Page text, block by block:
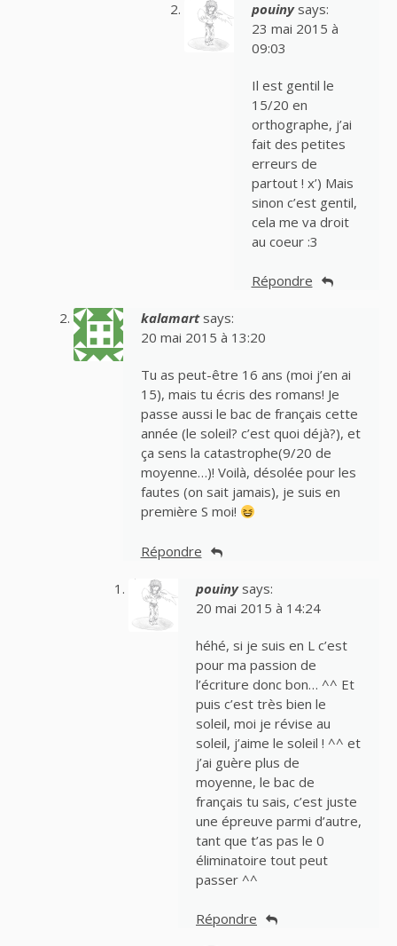
pouiny says:
23 mai 2015 à
09:03
Il est gentil le
15/20 en
orthographe, j’ai
fait des petites
erreurs de
partout ! x’) Mais
sinon c’est gentil,
cela me va droit
au coeur :3
Répondre
kalamart says:
20 mai 2015 à 13:20
Tu as peut-être 16 ans (moi j’en ai
15), mais tu écris des romans! Je
passe aussi le bac de français cette
année (le soleil? c’est quoi déjà?), et
ça sens la catastrophe(9/20 de
moyenne…)! Voilà, désolée pour les
fautes (on sait jamais), je suis en
première S moi!
Répondre
pouiny says:
20 mai 2015 à 14:24
héhé, si je suis en L c’est
pour ma passion de
l’écriture donc bon… ^^ Et
puis c’est très bien le
soleil, moi je révise au
soleil, j’aime le soleil ! ^^ et
j’ai guère plus de
moyenne, le bac de
français tu sais, c’est juste
une épreuve parmi d’autre,
tant que t’as pas le 0
éliminatoire tout peut
passer ^^
Répondre